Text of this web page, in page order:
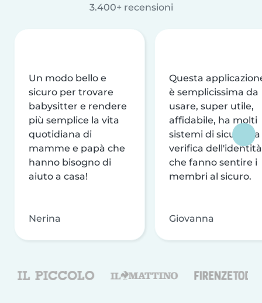
3.400+ recensioni
Un modo bello e
sicuro per trovare
babysitter e rendere
più semplice la vita
quotidiana di
mamme e papà che
hanno bisogno di
aiuto a casa!
Nerina
Questa
è semplicissima da
usare, super utile,
affidabile, ha molti
sistemi di sicurezza
verifica dell'identità
che fanno sentire i
membri al sicuro.
Giovanna